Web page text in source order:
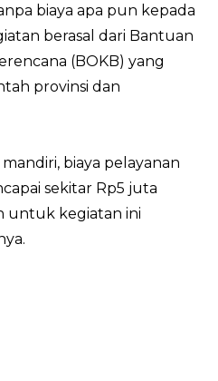
biaya apa pun kepada
berasal dari Bantuan
(BOKB) yang
provinsi dan
biaya pelayanan
sekitar Rp5 juta
untuk kegiatan ini